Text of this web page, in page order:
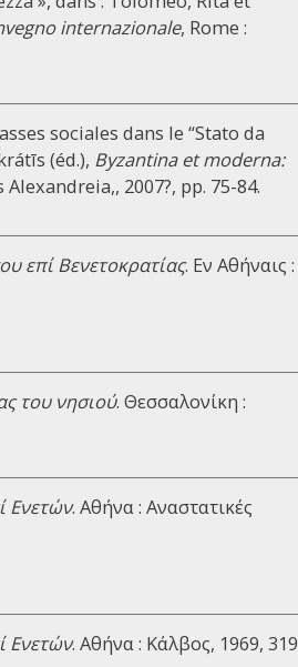
internazionale, Rome :
sociales dans le “Stato da
(éd.), Byzantina et moderna:
Alexandreia,, 2007?, pp. 75-84.
επί Βενετοκρατίας. Eν Αθήναις :
του νησιού. Θεσσαλονίκη :
Ενετών. Αθήνα : Αναστατικές
Ενετών. Αθήνα : Κάλβος, 1969, 319